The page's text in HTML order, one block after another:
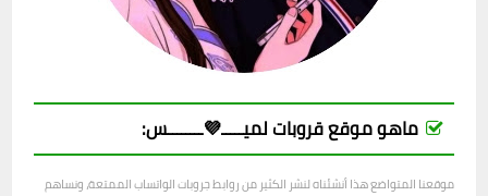
ماهو موقع قروبات لميـــــ💜ــــــــس:
موقعنا المتواضع هذا أنشئناه لنشر الكثير من روابط جروبات الواتساب الممتعة، ونساهم